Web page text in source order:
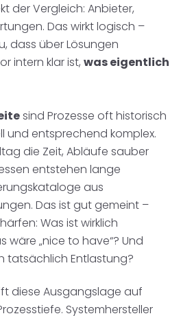
der Vergleich: Anbieter,
Das wirkt logisch –
dass über Lösungen
intern klar ist,was eigentlich
sind Prozesse oft historisch
und entsprechend komplex.
die Zeit, Abläufe sauber
entstehen lange
aus
Das ist gut gemeint –
Was ist wirklich
wäre „nice to have“? Und
tatsächlich Entlastung?
diese Ausgangslage auf
Systemhersteller